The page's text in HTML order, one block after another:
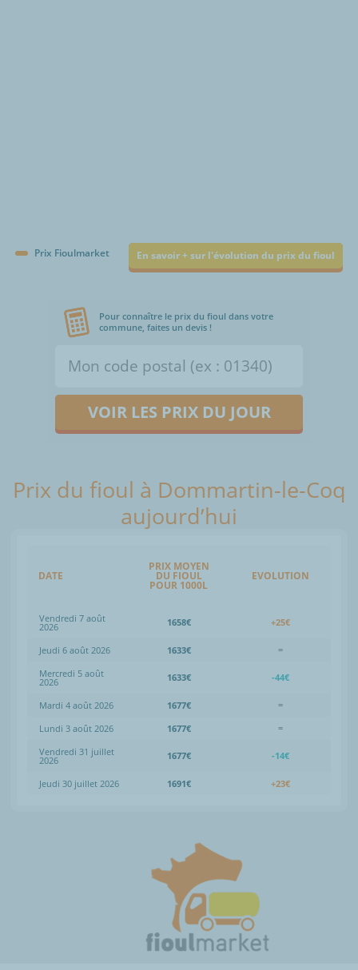
Prix Fioulmarket En savoir + sur l'évolution du prix du fioul
Pour connaître le prix du fioul dans votre
commune, faites un devis !
VOIR LES PRIX DU JOUR
Prix du fioul à Dommartin-le-Coq
aujourd’hui
DATE
PRIX MOYEN
DU FIOUL
POUR 1000L
EVOLUTION
Vendredi 7 août
2026 1658€ +25€
Jeudi 6 août 2026 1633€
=
Mercredi 5 août
2026 1633€ -44€
Mardi 4 août 2026 1677€
=
Lundi 3 août 2026
1677€
=
Vendredi 31 juillet
2026 1677€ -14€
Jeudi 30 juillet 2026 1691€ +23€